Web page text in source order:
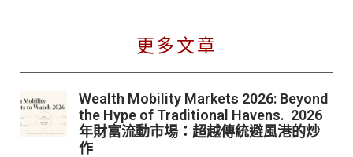
更多文章
Wealth Mobility Markets 2026: Beyond
the Hype of Traditional Havens. 2026
年財富流動市場：超越傳統避風港的炒
作